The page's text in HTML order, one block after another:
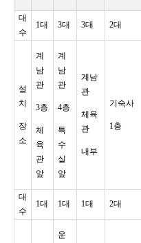
대
수
1대 3대 3대 2대
설
치
장
소
계
남
관
3층
체
육
관
앞
계
남
관
4층
특
수
실
앞
계남
관
체육
관
내부
기숙사
1층
대
수
1대 1대 1대 2대
운